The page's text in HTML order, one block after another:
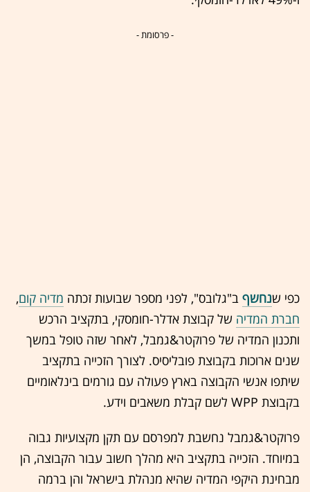
- פרסומת -
כפי שנחשף ב"גלובס", לפני מספר שבועות זכתה מדיה קום,
חברת המדיה של קבוצת אדלר-חומסקי, בתקציב הרכש
ותכנון המדיה של פרוקטר&גמבל, לאחר שזה טופל במשך
שנים ארוכות בקבוצת פובליסיס. לצורך הזכייה בתקציב
שיתפו אנשי הקבוצה בארץ פעולה עם גורמים בינלאומיים
בקבוצת WPP לשם קבלת משאבים וידע.
פרוקטר&גמבל נחשבת למפרסם עם תקן מקצועיות גבוה
במיוחד. הזכייה בתקציב היא מהלך חשוב עבור הקבוצה, הן
מבחינת היקפי המדיה שהיא מנהלת בישראל והן ברמה